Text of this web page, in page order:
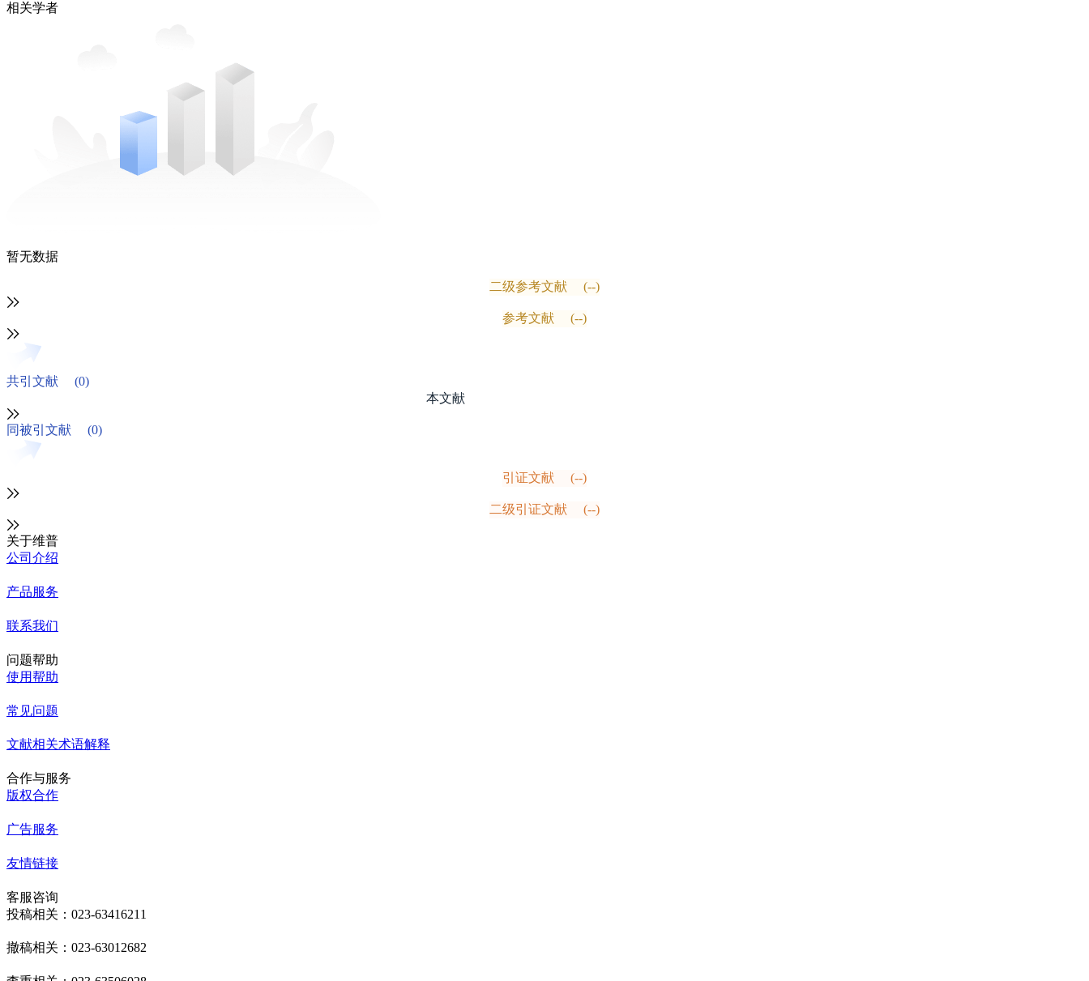
相关学者
暂无数据
二级参考文献 (--)
参考文献 (--)
共引文献
(0)
本文献
同被引文献 (0)
引证文献 (--)
二级引证文献 (--)
关于维普
公司介绍
产品服务
联系我们
问题帮助
使用帮助
常见问题
文献相关术语解释
合作与服务
版权合作
广告服务
友情链接
客服咨询
投稿相关：023-63416211
撤稿相关：023-63012682